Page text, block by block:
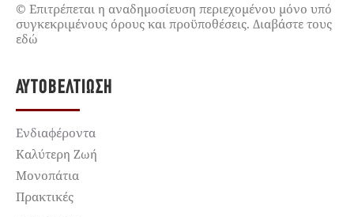
© Επιτρέπεται η αναδημοσίευση περιεχομένου μόνο υπό
συγκεκριμένους όρους και προϋποθέσεις. Διαβάστε τους
εδώ
ΑΥΤΟΒΕΛΤΊΩΣΗ
Ενδιαφέροντα
Καλύτερη Ζωή
Μονοπάτια
Πρακτικές